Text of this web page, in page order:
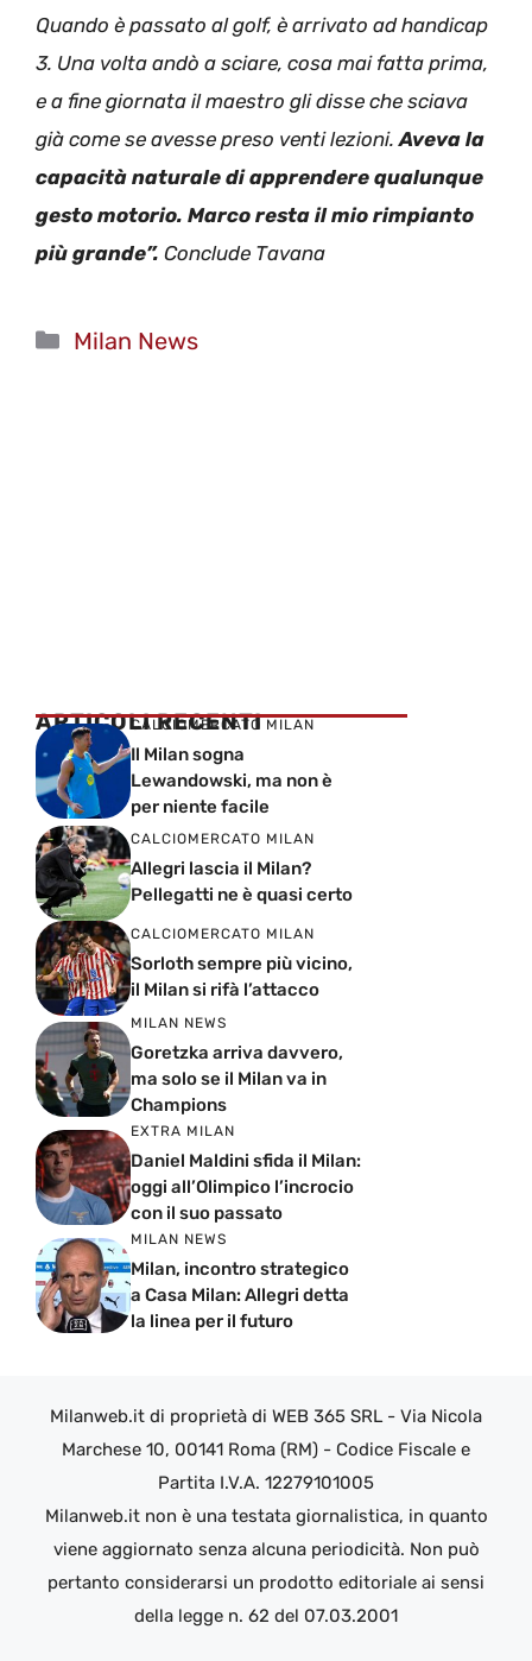
Quando è passato al golf, è arrivato ad handicap
3. Una volta andò a sciare, cosa mai fatta prima,
e a fine giornata il maestro gli disse che sciava
già come se avesse preso venti lezioni.Aveva la
capacità naturale di apprendere qualunque
gesto motorio. Marco resta il mio rimpianto
più grande”. Conclude Tavana
Categorie
Milan News
ARTICOLI RECENTI
CALCIOMERCATO MILAN
Il Milan sogna
Lewandowski, ma non è
per niente facile
CALCIOMERCATO MILAN
Allegri lascia il Milan?
Pellegatti ne è quasi certo
CALCIOMERCATO MILAN
Sorloth sempre più vicino,
il Milan si rifà l’attacco
MILAN NEWS
Goretzka arriva davvero,
ma solo se il Milan va in
Champions
EXTRA MILAN
Daniel Maldini sfida il Milan:
oggi all’Olimpico l’incrocio
con il suo passato
MILAN NEWS
Milan, incontro strategico
a Casa Milan: Allegri detta
la linea per il futuro
Milanweb.it di proprietà di WEB 365 SRL - Via Nicola
Marchese 10, 00141 Roma (RM) - Codice Fiscale e
Partita I.V.A. 12279101005
Milanweb.it non è una testata giornalistica, in quanto
viene aggiornato senza alcuna periodicità. Non può
pertanto considerarsi un prodotto editoriale ai sensi
della legge n. 62 del 07.03.2001